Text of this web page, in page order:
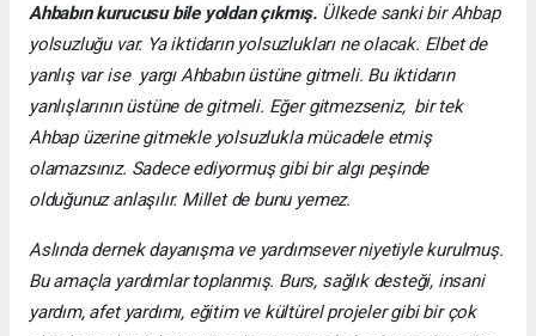
Ahbabın kurucusu bile yoldan çıkmış. Ülkede sanki bir Ahbap
yolsuzluğu var. Ya iktidarın yolsuzlukları ne olacak. Elbet de
yanlış var ise yargı Ahbabın üstüne gitmeli. Bu iktidarın
yanlışlarının üstüne de gitmeli. Eğer gitmezseniz, bir tek
Ahbap üzerine gitmekle yolsuzlukla mücadele etmiş
olamazsınız. Sadece ediyormuş gibi bir algı peşinde
olduğunuz anlaşılır. Millet de bunu yemez.
Aslında dernek dayanışma ve yardımsever niyetiyle kurulmuş.
Bu amaçla yardımlar toplanmış. Burs, sağlık desteği, insani
yardım, afet yardımı, eğitim ve kültürel projeler gibi bir çok